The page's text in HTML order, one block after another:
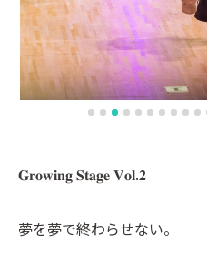
𝐆𝐫𝐨𝐰𝐢𝐧𝐠 𝐒𝐭𝐚𝐠𝐞 𝐕𝐨𝐥.𝟐
夢を夢で終わらせない。